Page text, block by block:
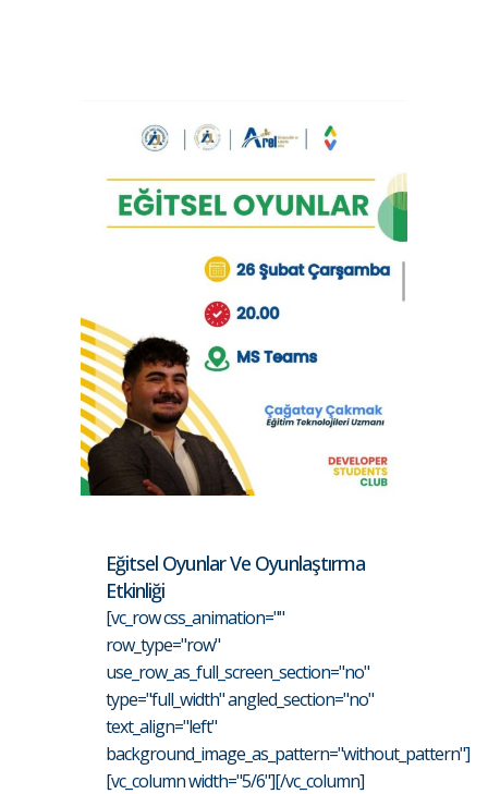
Eğitsel Oyunlar Ve Oyunlaştırma
Etkinliği
[vc_row css_animation=""
row_type="row"
use_row_as_full_screen_section="no"
type="full_width" angled_section="no"
text_align="left"
background_image_as_pattern="without_pattern"]
[vc_column width="5/6"][/vc_column]